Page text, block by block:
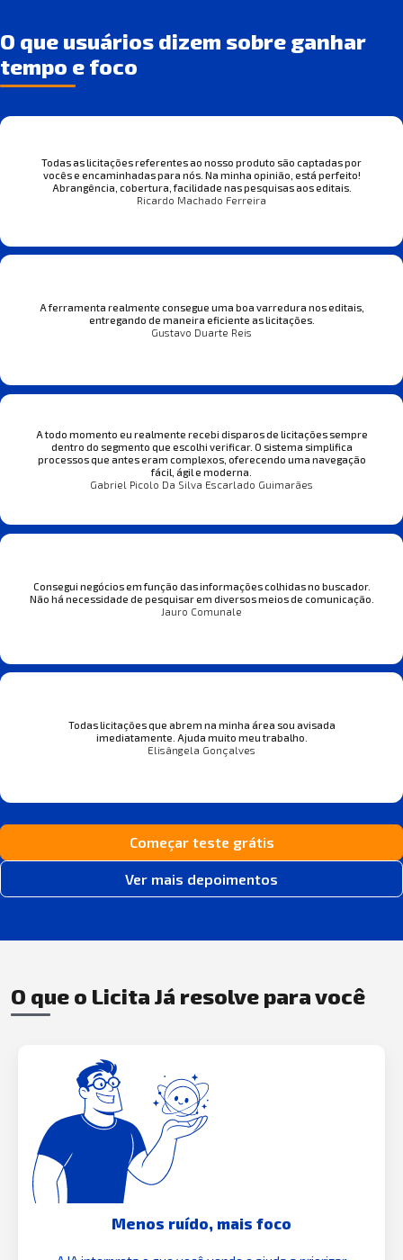
O que usuários dizem sobre ganhar
tempo e foco
Todas as licitações referentes ao nosso produto são captadas por
vocês e encaminhadas para nós. Na minha opinião, está perfeito!
Abrangência, cobertura, facilidade nas pesquisas aos editais.
Ricardo Machado Ferreira
A ferramenta realmente consegue uma boa varredura nos editais,
entregando de maneira eficiente as licitações.
Gustavo Duarte Reis
A todo momento eu realmente recebi disparos de licitações sempre
dentro do segmento que escolhi verificar. O sistema simplifica
processos que antes eram complexos, oferecendo uma navegação
fácil, ágil e moderna.
Gabriel Picolo Da Silva Escarlado Guimarães
Consegui negócios em função das informações colhidas no buscador.
Não há necessidade de pesquisar em diversos meios de comunicação.
Jauro Comunale
Todas licitações que abrem na minha área sou avisada
imediatamente. Ajuda muito meu trabalho.
Elisângela Gonçalves
Começar teste grátis
Ver mais depoimentos
O que o Licita Já resolve para você
Menos ruído, mais foco